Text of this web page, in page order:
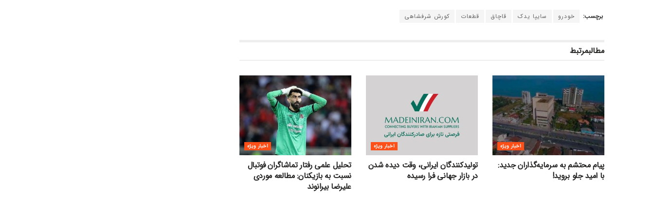
برچسب: خودرو سایپا یدک قاچاق قطعات کورش شرفشاهی
مطالبمرتبط
اخبار ویژه
پیام محتشم به سرمایه‌گذاران جدید:
با امید جلو بروید!
اخبار ویژه
تولیدکنندگان ایرانی، وقت دیده شدن
در بازار جهانی فرا رسیده
اخبار ویژه
تحلیل علمی رفتار تماشاگران فوتبال
نسبت به بازیکنان: مطالعه موردی
علیرضا بیرانوند